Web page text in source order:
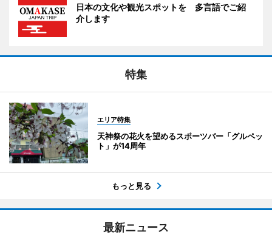
日本の文化や観光スポットを 多言語でご紹
介します
特集
エリア特集
天神祭の花火を望めるスポーツバー「グルペッ
ト」が14周年
もっと見る
最新ニュース